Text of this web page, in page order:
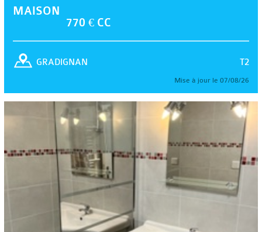
MAISON
770 € CC
T2
GRADIGNAN
Mise à jour le 07/08/26